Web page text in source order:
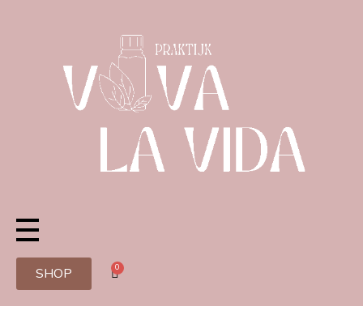
SHOP 0